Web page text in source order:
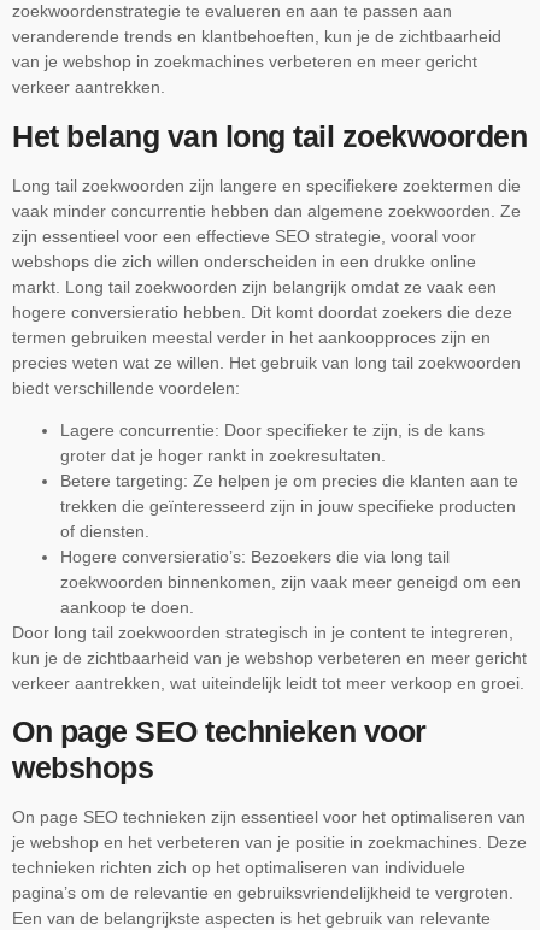
zoekwoordenstrategie te evalueren en aan te passen aan
veranderende trends en klantbehoeften, kun je de zichtbaarheid
van je webshop in zoekmachines verbeteren en meer gericht
verkeer aantrekken.
Het belang van long tail zoekwoorden
Long tail zoekwoorden zijn langere en specifiekere zoektermen die
vaak minder concurrentie hebben dan algemene zoekwoorden. Ze
zijn essentieel voor een effectieve SEO strategie, vooral voor
webshops die zich willen onderscheiden in een drukke online
markt. Long tail zoekwoorden zijn belangrijk omdat ze vaak een
hogere conversieratio hebben. Dit komt doordat zoekers die deze
termen gebruiken meestal verder in het aankoopproces zijn en
precies weten wat ze willen. Het gebruik van long tail zoekwoorden
biedt verschillende voordelen:
Lagere concurrentie: Door specifieker te zijn, is de kans
groter dat je hoger rankt in zoekresultaten.
Betere targeting: Ze helpen je om precies die klanten aan te
trekken die geïnteresseerd zijn in jouw specifieke producten
of diensten.
Hogere conversieratio’s: Bezoekers die via long tail
zoekwoorden binnenkomen, zijn vaak meer geneigd om een
aankoop te doen.
Door long tail zoekwoorden strategisch in je content te integreren,
kun je de zichtbaarheid van je webshop verbeteren en meer gericht
verkeer aantrekken, wat uiteindelijk leidt tot meer verkoop en groei.
On page SEO technieken voor
webshops
On page SEO technieken zijn essentieel voor het optimaliseren van
je webshop en het verbeteren van je positie in zoekmachines. Deze
technieken richten zich op het optimaliseren van individuele
pagina’s om de relevantie en gebruiksvriendelijkheid te vergroten.
Een van de belangrijkste aspecten is het gebruik van relevante